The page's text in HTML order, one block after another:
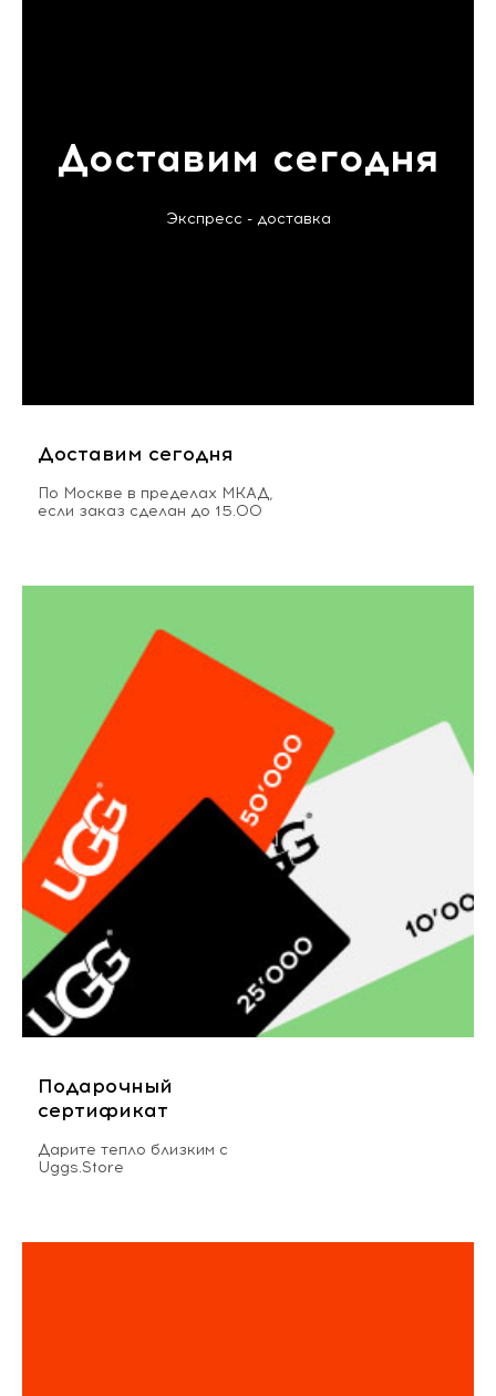
Доставим сегодня
Экспресс - доставка
Доставим сегодня
По Москве в пределах МКАД,
если заказ сделан до 15.00
Подарочный
сертификат
Дарите тепло близким с
Uggs.Store